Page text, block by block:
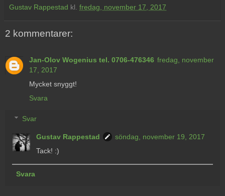
Gustav Rappestad kl. fredag, november 17, 2017
2 kommentarer:
Jan-Olov Wogenius tel. 0706-476346 fredag, november
17, 2017
Mycket snyggt!
Svara
Svar
Gustav Rappestad
söndag, november 19, 2017
Tack! :)
Svara